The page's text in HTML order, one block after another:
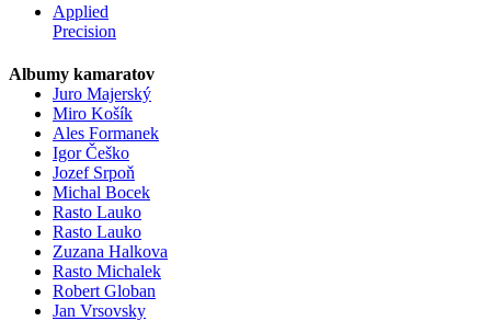
Applied
Precision
Albumy kamaratov
Juro Majerský
Miro Košík
Ales Formanek
Igor Češko
Jozef Srpoň
Michal Bocek
Rasto Lauko
Rasto Lauko
Zuzana Halkova
Rasto Michalek
Robert Globan
Jan Vrsovsky